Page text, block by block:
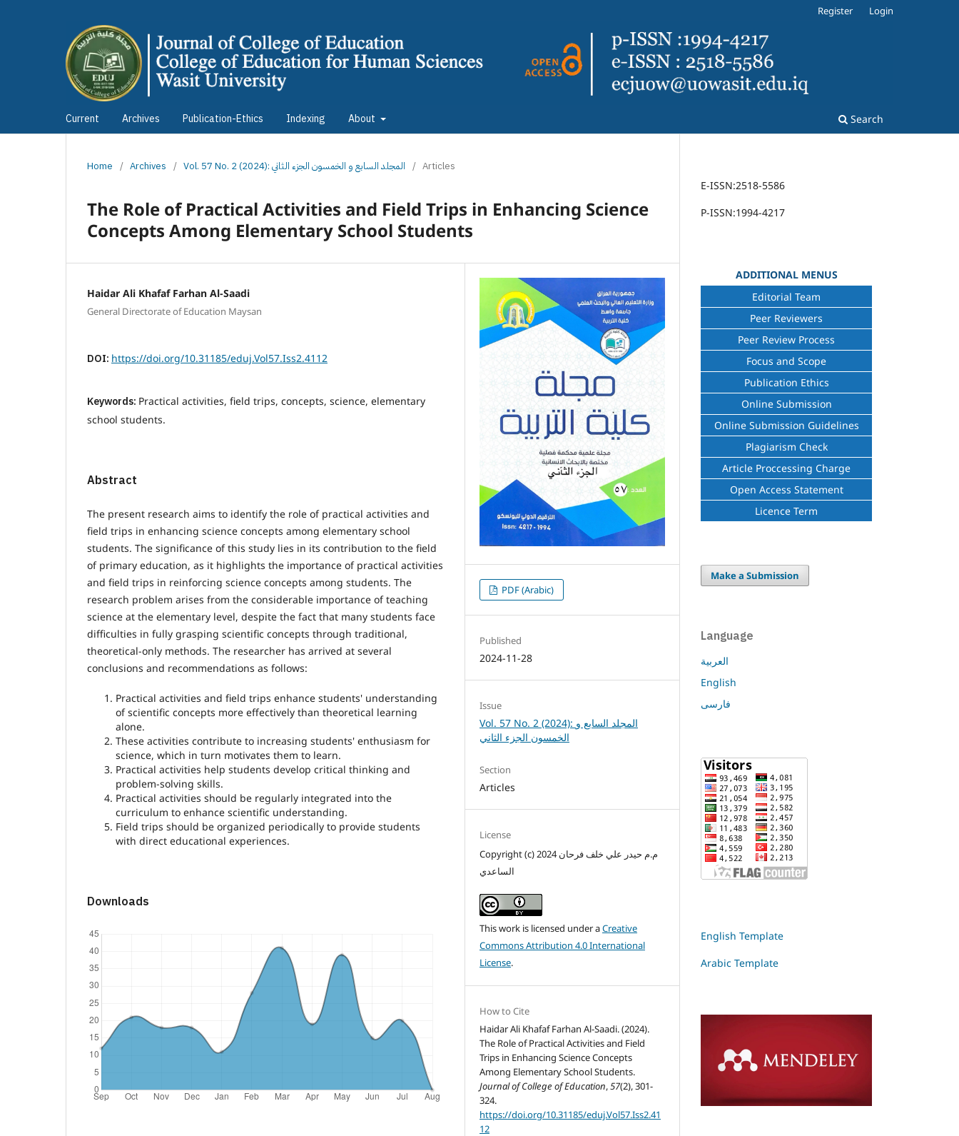
Current Archives Publication-Ethics Indexing About Search
Register Login
Home / Archives / Vol. 57 No. 2 (2024): المجلد السابع و الخمسون الجزء الثاني / Articles
The Role of Practical Activities and Field Trips in Enhancing Science
Concepts Among Elementary School Students
Haidar Ali Khafaf Farhan Al-Saadi
General Directorate of Education Maysan
DOI: https://doi.org/10.31185/eduj.Vol57.Iss2.4112
Keywords: Practical activities, field trips, concepts, science, elementary
school students.
Abstract
The present research aims to identify the role of practical activities and
field trips in enhancing science concepts among elementary school
students. The significance of this study lies in its contribution to the field
of primary education, as it highlights the importance of practical activities
and field trips in reinforcing science concepts among students. The
research problem arises from the considerable importance of teaching
science at the elementary level, despite the fact that many students face
difficulties in fully grasping scientific concepts through traditional,
theoretical-only methods. The researcher has arrived at several
conclusions and recommendations as follows:
Practical activities and field trips enhance students' understanding
of scientific concepts more effectively than theoretical learning
alone.
These activities contribute to increasing students' enthusiasm for
science, which in turn motivates them to learn.
Practical activities help students develop critical thinking and
problem-solving skills.
Practical activities should be regularly integrated into the
curriculum to enhance scientific understanding.
Field trips should be organized periodically to provide students
with direct educational experiences.
Downloads
PDF (Arabic)
Published
2024-11-28
Issue
Vol. 57 No. 2 (2024): المجلد السابع و
الخمسون الجزء الثاني
Section
Articles
License
Copyright (c) 2024 م.م حيدر علي خلف فرحان
الساعدي
This work is licensed under aCreative
Commons Attribution 4.0 International
License.
How to Cite
Haidar Ali Khafaf Farhan Al-Saadi. (2024).
The Role of Practical Activities and Field
Trips in Enhancing Science Concepts
Among Elementary School Students.
Journal of College of Education,57(2), 301-
324.
https://doi.org/10.31185/eduj.Vol57.Iss2.41
12
E-ISSN:2518-5586
P-ISSN:1994-4217
ADDITIONAL MENUS
Editorial Team
Peer Reviewers
Peer Review Process
Focus and Scope
Publication Ethics
Online Submission
Online Submission Guidelines
Plagiarism Check
Article Proccessing Charge
Open Access Statement
Licence Term
Make a Submission
Language
العربية
English
فارسی
English Template
Arabic Template